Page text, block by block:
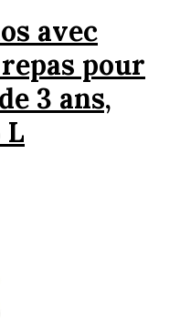
avec
pour
3 ans,
L